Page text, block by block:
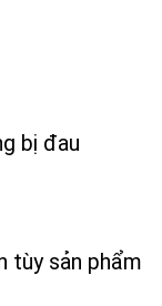
bị đau
tùy sản phẩm